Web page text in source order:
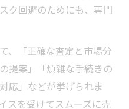
ク回避のためにも、専門
、「正確な査定と市場分
提案」「煩雑な手続きの
応」などが挙げられま
スを受けてスムーズに売